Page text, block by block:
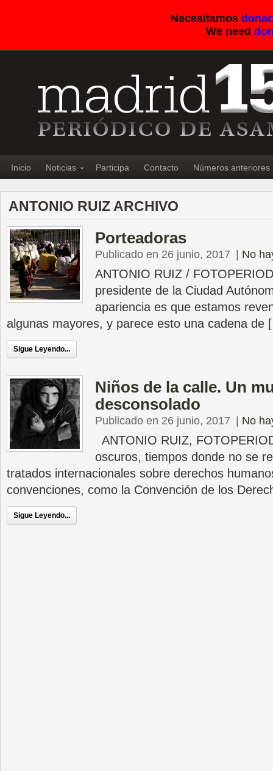
Necesitamos
We need
Inicio Noticias Participa Contacto Números anteriores
ANTONIO RUIZ ARCHIVO
Porteadoras
Publicado en 26 junio, 2017 No
ANTONIO RUIZ /
presidente de la Ciudad
apariencia es que estamos
algunas mayores, y parece esto una cadena de
Sigue Leyendo...
Niños de la calle. Un
desconsolado
Publicado en 26 junio, 2017 No
ANTONIO RUIZ,
oscuros, tiempos donde no se
tratados internacionales sobre derechos
convenciones, como la Convención de los
Sigue Leyendo...